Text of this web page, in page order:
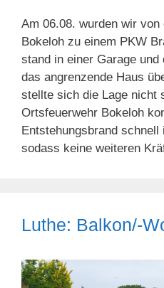
Am 06.08. wurden wir
Bokeloh zu einem PKW
stand in einer Garage
das angrenzende Haus
stellte sich die Lage nicht
Ortsfeuerwehr Bokeloh
Entstehungsbrand
sodass keine weiteren
Luthe: Balkon/-